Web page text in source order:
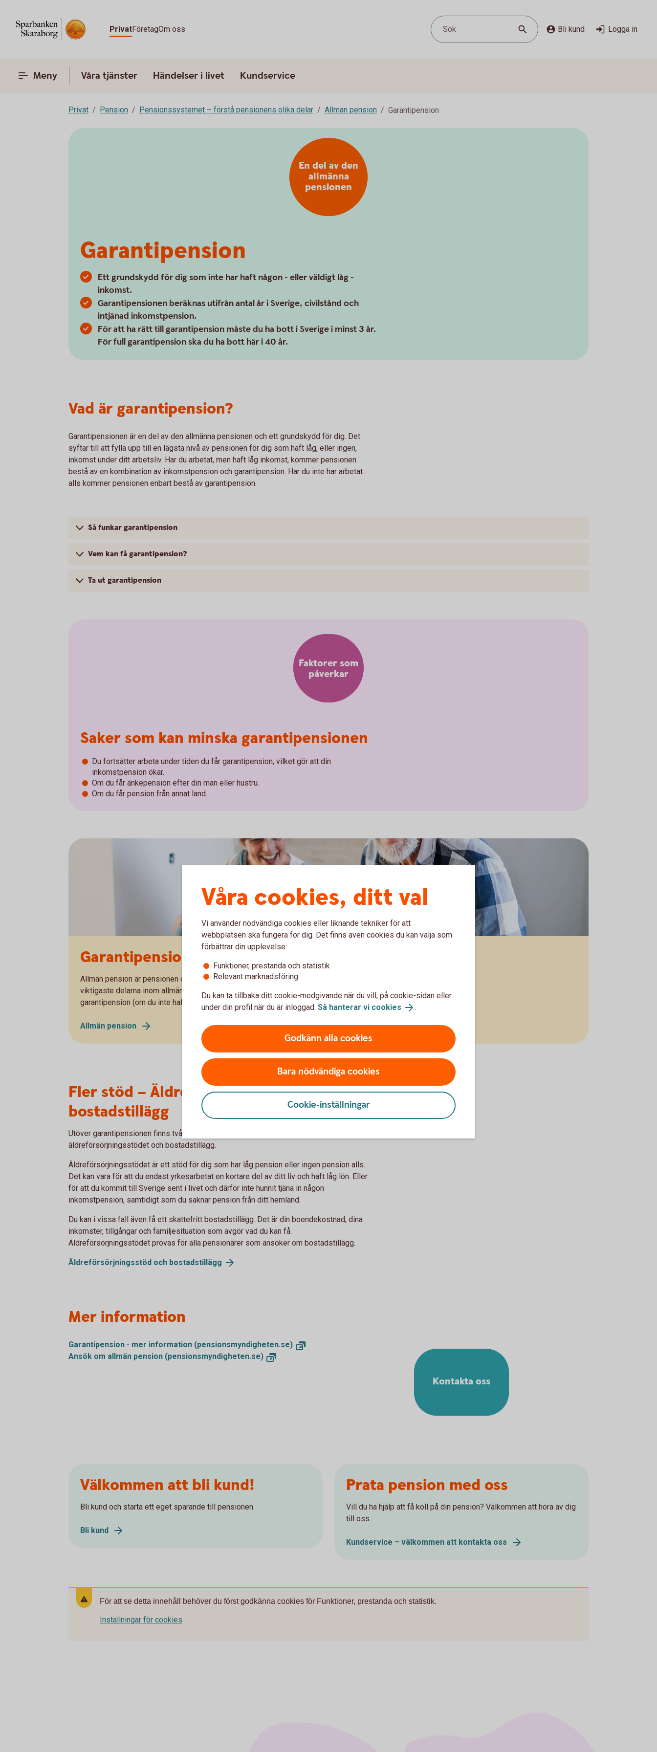
PrivatFöretagOm oss Sök Bli kund Logga in
Meny Våra tjänster Händelser i livet Kundservice
Privat Pension Pensionssystemet – förstå pensionens olika delar Allmän pension Garantipension
Garantipension
Ett grundskydd för dig som inte har haft någon - eller väldigt låg -
inkomst.
Garantipensionen beräknas utifrån antal år i Sverige, civilstånd och
intjänad inkomstpension.
För att ha rätt till garantipension måste du ha bott i Sverige i minst 3 år.
För full garantipension ska du ha bott här i 40 år.
En del av den
allmänna
pensionen
Vad är garantipension?
Garantipensionen är en del av den allmänna pensionen och ett grundskydd för dig. Det
syftar till att fylla upp till en lägsta nivå av pensionen för dig som haft låg, eller ingen,
inkomst under ditt arbetsliv. Har du arbetat, men haft låg inkomst, kommer pensionen
bestå av en kombination av inkomstpension och garantipension. Har du inte har arbetat
alls kommer pensionen enbart bestå av garantipension.
Så funkar garantipension
Vem kan få garantipension?
Ta ut garantipension
Faktorer som
påverkar
Saker som kan minska garantipensionen
Du fortsätter arbeta under tiden du får garantipension, vilket gör att din
inkomstpension ökar.
Om du får änkepension efter din man eller hustru.
Om du får pension från annat land.
Garantipension – en del av allmän pension
Allmän pension är pensionen du får från staten om du arbetat eller bott i Sverige. De
viktigaste delarna inom allmän pension är inkomstpension, premiepension (PPM) och
garantipension (om du inte haft någon, eller låg, inkomst). Läs mer om allmän pension.
Allmän pension
Fler stöd – Äldreförsörjningsstöd och
bostadstillägg
Utöver garantipensionen finns två andra stöd som du i vissa fall kan få -
äldreförsörjningsstödet och bostadstillägg.
Äldreförsörjningsstödet är ett stöd för dig som har låg pension eller ingen pension alls.
Det kan vara för att du endast yrkesarbetat en kortare del av ditt liv och haft låg lön. Eller
för att du kommit till Sverige sent i livet och därför inte hunnit tjäna in någon
inkomstpension, samtidigt som du saknar pension från ditt hemland.
Du kan i vissa fall även få ett skattefritt bostadstillägg. Det är din boendekostnad, dina
inkomster, tillgångar och familjesituation som avgör vad du kan få.
Äldreförsörjningsstödet prövas för alla pensionärer som ansöker om bostadstillägg.
Äldreförsörjningsstöd och bostadstillägg
Mer information
Garantipension - mer information (pensionsmyndigheten.se)
Ansök om allmän pension (pensionsmyndigheten.se)
Kontakta oss
Välkommen att bli kund!
Bli kund och starta ett eget sparande till pensionen.
Bli kund
Prata pension med oss
Vill du ha hjälp att få koll på din pension? Välkommen att höra av dig
till oss.
Kundservice – välkommen att kontakta oss
För att se detta innehåll behöver du först godkänna cookies för Funktioner, prestanda och statistik.
Inställningar för cookies
Våra cookies, ditt val
Vi använder nödvändiga cookies eller liknande tekniker för att
webbplatsen ska fungera för dig. Det finns även cookies du kan välja som
förbättrar din upplevelse:
Funktioner, prestanda och statistik
Relevant marknadsföring
Du kan ta tillbaka ditt cookie-medgivande när du vill, på cookie-sidan eller
under din profil när du är inloggad. Så hanterar vi cookies .
Godkänn alla cookies
Bara nödvändiga cookies
Cookie-inställningar